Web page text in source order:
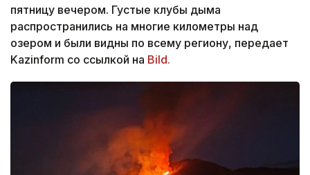
пятницу вечером. Густые клубы дыма
распространились на многие километры над
озером и были видны по всему региону, передает
Kazinform со ссылкой на Bild.